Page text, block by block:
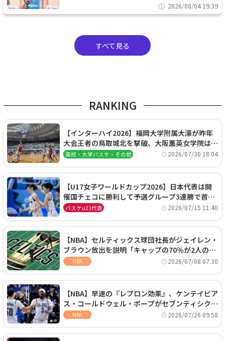
2026/08/04 19:39
すべて見る
RANKING
【インターハイ2026】福岡大学附属大濠が昨年
大会王者の鳥取城北を撃破、大阪薫英女学院は岐
阜女子に完勝、大会3日目試合結果
高校・大学バスケ・その他 2026/07/30 18:04
【U17女子ワールドカップ2026】日本代表は開
催国チェコに勝利して予選グループ3連勝で首位
通過！準々決勝の相手はエジプトに決定
バスケu21代表 2026/07/15 11:40
【NBA】セルティックス球団社長がジェイレン・
ブラウン放出を説明「キャップの70％が2人の選
手に集中するチームでは勝てない」
NBA 2026/07/08 07:30
【NBA】早速の『レブロン効果』、ケンテイビア
ス・コールドウェル・ポープがセブンティシクサ
ーズに1年契約で加入
NBA 2026/07/26 09:58